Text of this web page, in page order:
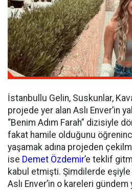
İstanbullu Gelin, Suskunlar,
projede yer alan Aslı Enver’in
“Benim Adım Farah” dizisiyle
fakat hamile olduğunu
yaşamak adına projeden
ise Demet Özdemir’e teklif
kabul etmişti. Şimdilerde eşiyle
Aslı Enver’in o kareleri